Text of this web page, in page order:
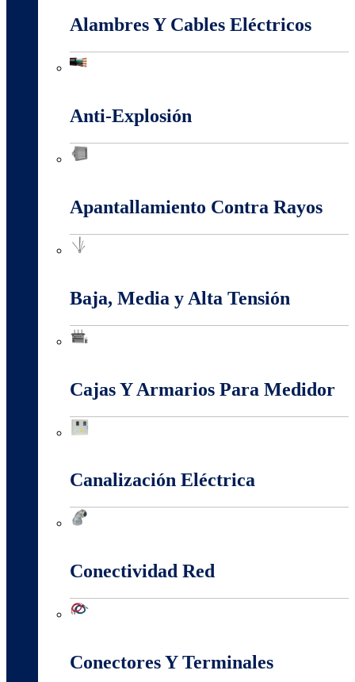
Alambres Y Cables Eléctricos
Anti-Explosión
Apantallamiento Contra Rayos
Baja, Media y Alta Tensión
Cajas Y Armarios Para Medidor
Canalización Eléctrica
Conectividad Red
Conectores Y Terminales